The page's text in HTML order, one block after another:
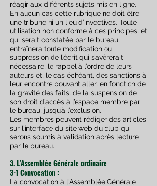
réagir aux différents sujets mis en ligne.
En aucun cas cette rubrique ne doit être
une tribune ni un lieu d’invectives. Toute
utilisation non conforme à ces principes, et
qui serait constatée par le bureau,
entraînera toute modification ou
suppression de l’écrit qui s’avèrerait
nécessaire, le rappel à l’ordre de leurs
auteurs et, le cas échéant, des sanctions à
leur encontre pouvant aller, en fonction de
la gravité des faits, de la suspension de
son droit d’accès à l’espace membre par
le bureau, jusqu’à l’exclusion.
Les membres peuvent rédiger des articles
sur l’interface du site web du club qui
serons soumis à validation après lecture
par le bureau.
3. L'Assemblée Générale ordinaire
3-1 Convocation :
La convocation à l'Assemblée Générale